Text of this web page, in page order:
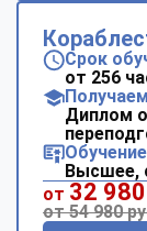
Срок
от 256
Диплом
Высшее,
от 32
от 54 980